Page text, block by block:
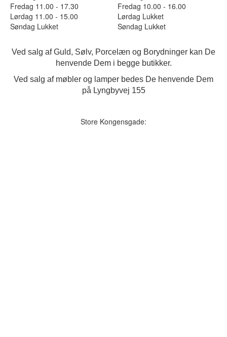
Fredag 11.00 - 17.30
Fredag 10.00 - 16.00
Lørdag 11.00 - 15.00
Lørdag Lukket
Søndag Lukket
Søndag Lukket
Ved salg af Guld, Sølv, Porcelæn og Borydninger kan De
henvende Dem i begge butikker.
Ved salg af møbler og lamper bedes De henvende Dem
på Lyngbyvej 155
Store Kongensgade: